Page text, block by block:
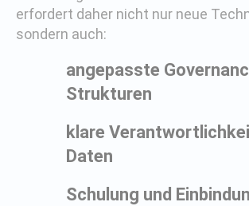
erfordert daher nicht nur neue
sondern auch:
angepasste
Strukturen
klare
Daten
Schulung und